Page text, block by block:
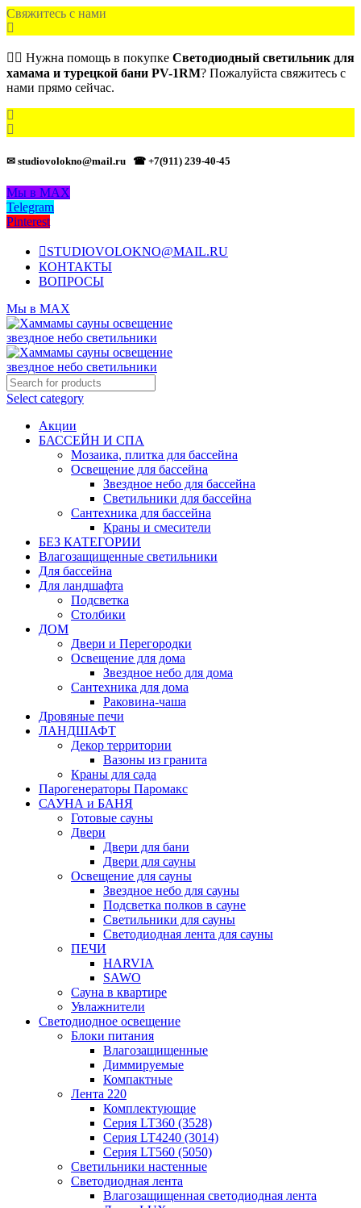
Свяжитесь с нами
🙋‍♂️ Нужна помощь в покупке Светодиодный светильник для
хамама и турецкой бани PV-1RM? Пожалуйста свяжитесь с
нами прямо сейчас.
✉ studiovolokno@mail.ru ☎ +7(911) 239-40-45
Мы в MAX
Telegram
Pinterest
STUDIOVOLOKNO@MAIL.RU
КОНТАКТЫ
ВОПРОСЫ
Мы в MAX
Select category
Акции
БАССЕЙН И СПА
Мозаика, плитка для бассейна
Освещение для бассейна
Звездное небо для бассейна
Светильники для бассейна
Сантехника для бассейна
Краны и смесители
БЕЗ КАТЕГОРИИ
Влагозащищенные светильники
Для бассейна
Для ландшафта
Подсветка
Столбики
ДОМ
Двери и Перегородки
Освещение для дома
Звездное небо для дома
Сантехника для дома
Раковина-чаша
Дровяные печи
ЛАНДШАФТ
Декор территории
Вазоны из гранита
Краны для сада
Парогенераторы Паромакс
САУНА и БАНЯ
Готовые сауны
Двери
Двери для бани
Двери для сауны
Освещение для сауны
Звездное небо для сауны
Подсветка полков в сауне
Светильники для сауны
Светодиодная лента для сауны
ПЕЧИ
HARVIA
SAWO
Сауна в квартире
Увлажнители
Светодиодное освещение
Блоки питания
Влагозащищенные
Диммируемые
Компактные
Лента 220
Комплектующие
Серия LT360 (3528)
Серия LT4240 (3014)
Серия LT560 (5050)
Светильники настенные
Светодиодная лента
Влагозащищенная светодиодная лента